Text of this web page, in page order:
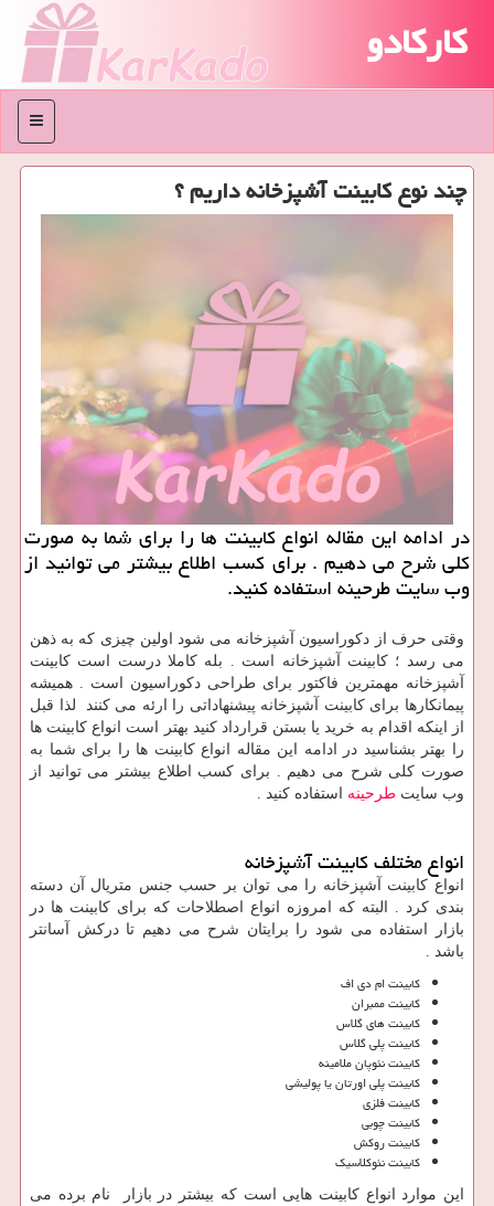
کارکادو
منو
چند نوع كابینت آشپزخانه داریم ؟
در ادامه این مقاله انواع كابینت ها را برای شما به صورت
كلی شرح می دهیم . برای كسب اطلاع بیشتر می توانید از
وب سایت طرحینه استفاده كنید.
وقتی حرف از دکوراسیون آشپزخانه می شود اولین چیزی که به ذهن
می رسد ؛ کابینت آشپزخانه است . بله کاملا درست است کابینت
آشپزخانه مهمترین فاکتور برای طراحی دکوراسیون است . همیشه
پیمانکارها برای کابینت آشپزخانه پیشنهاداتی را ارئه می کنند لذا قبل
از اینکه اقدام به خرید یا بستن قرارداد کنید بهتر است انواع کابینت ها
را بهتر بشناسید در ادامه این مقاله انواع کابینت ها را برای شما به
صورت کلی شرح می دهیم . برای کسب اطلاع بیشتر می توانید از
وب سایت طرحینه استفاده کنید .
انواع مختلف کابینت آشپزخانه
انواع کابینت آشپزخانه را می توان بر حسب جنس متریال آن دسته
بندی کرد . البته که امروزه انواع اصطلاحات که برای کابینت ها در
بازار استفاده می شود را برایتان شرح می دهیم تا درکش آسانتر
باشد .
کابینت ام دی اف
کابینت ممبران
کابینت های گلاس
کابینت پلی گلاس
کابینت نئوپان ملامینه
کابینت پلی اورتان یا پولیشی
کابینت فلزی
کابینت چوبی
کابینت روکش
کابینت نئوکلاسیک
این موارد انواع کابینت هایی است که بیشتر در بازار نام برده می